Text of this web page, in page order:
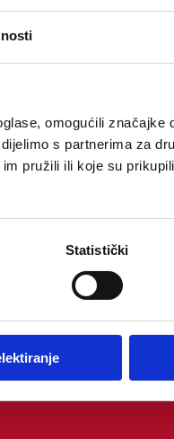
omogućili značajke
s partnerima za
pružili ili koje su
Statistički